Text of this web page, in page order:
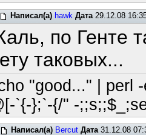
Написал(а) hawk Дата29.12.08
по Генте
таковых...
"good..." | perl
`{-};`-{/" -
Написал(а) Bercut Дата31.12.08